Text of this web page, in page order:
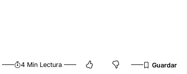
4 Min Lectura